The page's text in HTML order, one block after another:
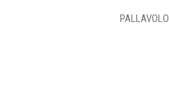
PALLAVOLO